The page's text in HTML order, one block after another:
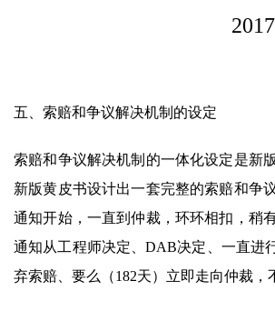
五、索赔和争议解决机制的设定
索赔和争议解决机制的一体化设定是新
新版黄皮书设计出一套完整的索赔和争
通知开始，一直到仲裁，环环相扣，稍
通知从工程师决定、DAB决定、一直进
弃索赔、要么（182天）立即走向仲裁，